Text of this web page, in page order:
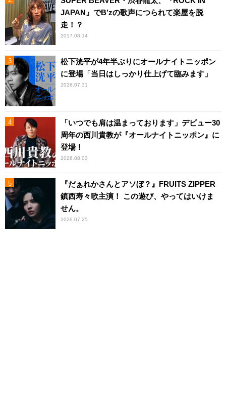
JAPAN』でB’zの歌声につられて楽屋を脱
走！？
2017.08.14
松下洸平が4年半ぶりにオールナイトニッポン
に登場「当日はしっかり仕上げて臨みます」
2026.07.31
「いつでも肩は温まっております」デビュー30
周年の西川貴教が『オールナイトニッポン』に
登場！
2026.08.03
『だぁれかさんとアソぼ？』FRUITS ZIPPER
鎮西寿々歌主演！ この遊び、やってはいけま
せん。
2026.07.25